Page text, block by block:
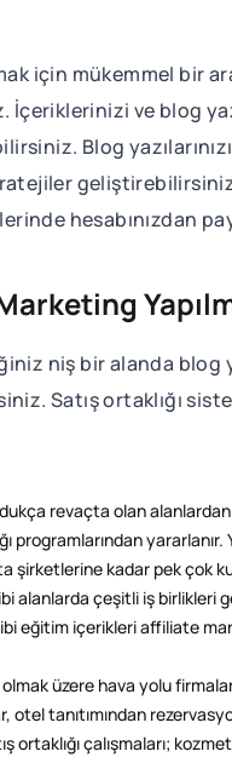
için mükemmel
İçeriklerinizi ve blog
Blog
hesabınızdan
niş bir alanda
Satış ortaklığı
revaçta olan
programlarından yararlanır.
şirketlerine kadar pek çok
alanlarda çeşitli iş birlikleri
eğitim içerikleri affiliate
üzere hava yolu
tanıtımından
ortaklığı çalışmaları;